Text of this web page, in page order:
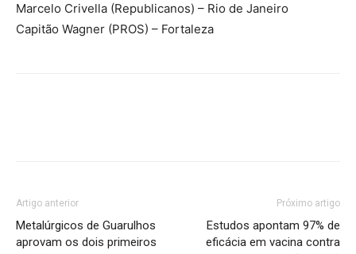
Marcelo Crivella (Republicanos) – Rio de Janeiro
Capitão Wagner (PROS) – Fortaleza
Artigo anterior
Metalúrgicos de Guarulhos
aprovam os dois primeiros
Próximo artigo
Estudos apontam 97% de
eficácia em vacina contra